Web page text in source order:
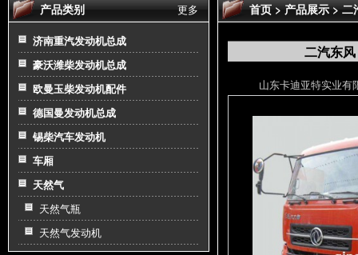
更多
产品类别
济南重汽发动机总成
豪沃潍柴发动机总成
欧曼玉柴发动机配件
德国曼发动机总成
锡柴汽车发动机
车厢
天然气
天然气瓶
天然气发动机
首页>产品展示> 二
二汽东
山东卡迪亚特实业有